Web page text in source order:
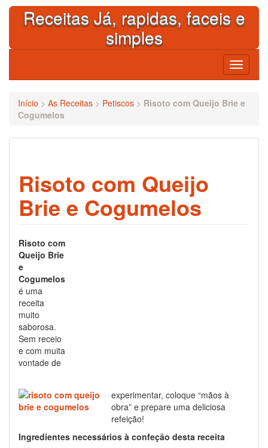
Skip
contentReceitas Já, rapidas, faceis e
simples
Toggle
Início > As Receitas > Petiscos > Risoto com Queijo Brie e
Cogumelos
Risoto com Queijo
Brie e Cogumelos
Risoto com
Queijo Brie
e
Cogumelos
é uma
receita
muito
saborosa.
Sem receio
e com muita
vontade de
experimentar, coloque “mãos à
obra” e prepare uma deliciosa
refeição!
Ingredientes necessários à confeção desta receita